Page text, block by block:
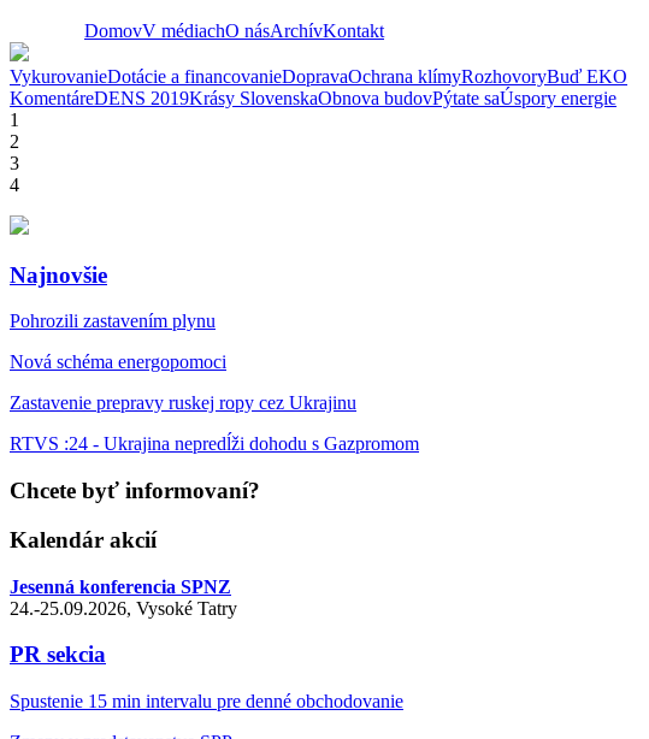
DomovV médiachO násArchívKontakt
VykurovanieDotácie a financovanieDopravaOchrana klímyRozhovoryBuď EKO
KomentáreDENS 2019Krásy SlovenskaObnova budovPýtate saÚspory energie
1
2
3
4
Najnovšie
Pohrozili zastavením plynu
Nová schéma energopomoci
Zastavenie prepravy ruskej ropy cez Ukrajinu
RTVS :24 - Ukrajina nepredĺži dohodu s Gazpromom
Chcete byť informovaní?
Kalendár akcií
Jesenná konferencia SPNZ
24.-25.09.2026, Vysoké Tatry
PR sekcia
Spustenie 15 min intervalu pre denné obchodovanie